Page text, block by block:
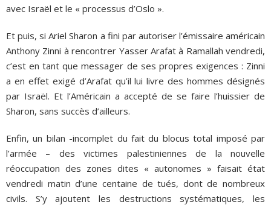
avec Israël et le « processus d’Oslo ».
Et puis, si Ariel Sharon a fini par autoriser l’émissaire américain
Anthony Zinni à rencontrer Yasser Arafat à Ramallah vendredi,
c’est en tant que messager de ses propres exigences : Zinni
a en effet exigé d’Arafat qu’il lui livre des hommes désignés
par Israël. Et l’Américain a accepté de se faire l’huissier de
Sharon, sans succès d’ailleurs.
Enfin, un bilan -incomplet du fait du blocus total imposé par
l’armée – des victimes palestiniennes de la nouvelle
réoccupation des zones dites « autonomes » faisait état
vendredi matin d’une centaine de tués, dont de nombreux
civils. S’y ajoutent les destructions systématiques, les